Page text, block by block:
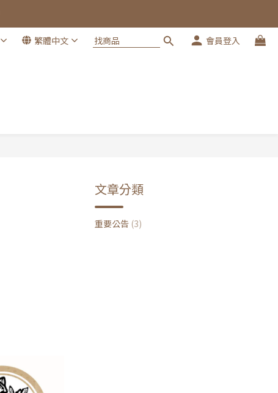
繁體中文 會員登入
文章分類
重要公告 (3)